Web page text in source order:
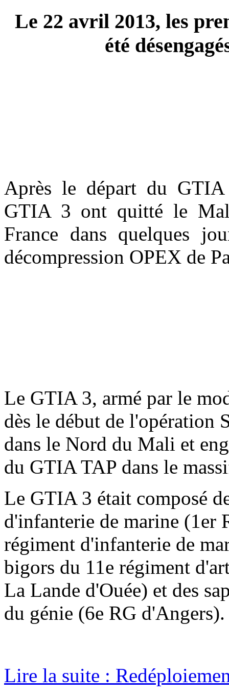
Le 22 avril 2013, les
été
Après le départ du GTIA
GTIA 3 ont quitté le
France dans quelques
décompression OPEX de
Le GTIA 3, armé par le
dès le début de l'opération
dans le Nord du Mali et
du GTIA TAP dans le
Le GTIA 3 était composé
d'infanterie de marine (1er
régiment d'infanterie de
bigors du 11e régiment
La Lande d'Ouée) et des
du génie (6e RG d'Angers).
Lire la suite :